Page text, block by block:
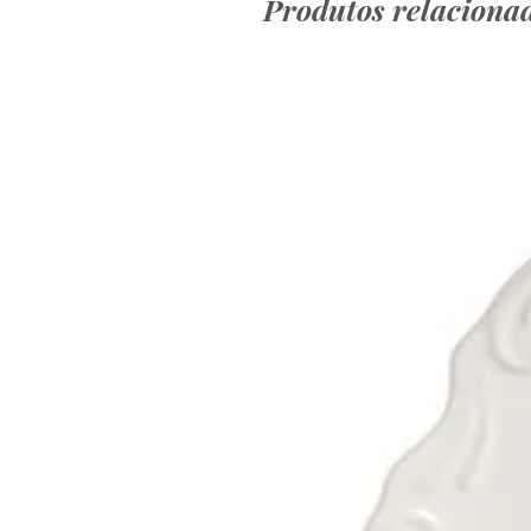
Produtos